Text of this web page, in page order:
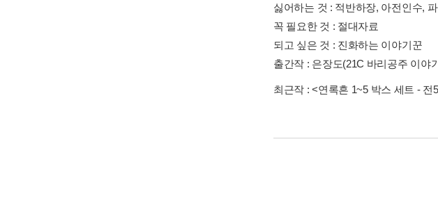
싫어하는 것 : 적반하장, 아전인수,
꼭 필요한 것 : 절대자료
되고 싶은 것 : 진화하는 이야기꾼
출간작 : 은장도(21C 바리공주 이야
최근작 :<연록흔 1~5 박스 세트 - 전